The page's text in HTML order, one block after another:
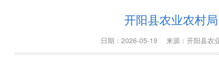
开阳县农业农村
日期：2026-05-19 来源：开阳县